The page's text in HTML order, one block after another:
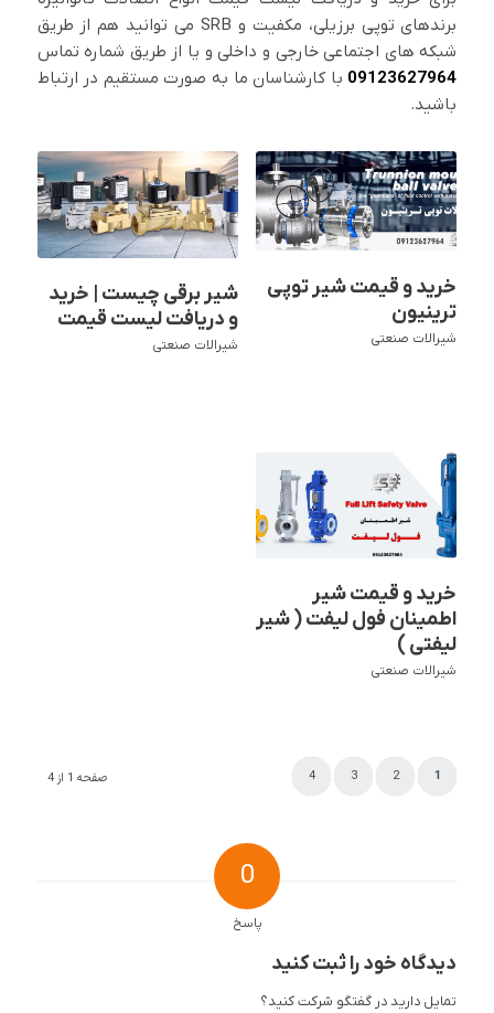
برندهای توپی برزیلی، مکفیت و SRB می توانید هم از طریق
شبکه های اجتماعی خارجی و داخلی و یا از طریق شماره تماس
09123627964 با کارشناسان ما به صورت مستقیم در ارتباط
باشید.
خرید و قیمت شیر توپی
ترینیون
شیرالات صنعتی
شیر برقی چیست | خرید
و دریافت لیست قیمت
شیرالات صنعتی
خرید و قیمت شیر
اطمینان فول لیفت ( شیر
لیفتی )
شیرالات صنعتی
صفحه 1 از 4 1
2
3
4
0
پاسخ
دیدگاه خود را ثبت کنید
تمایل دارید در گفتگو شرکت کنید؟